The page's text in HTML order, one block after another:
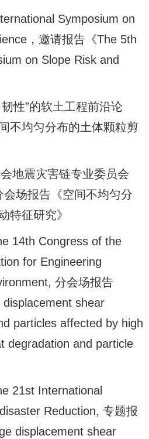
Symposium on
，邀请报告《The 5th
on Slope Risk and
性”的软土工程前沿论
不均匀分布的土体颗粒剪
地震灾害链专业委员会
场报告《空间不均匀分
特征研究》
14th Congress of the
for Engineering
分会场报告
displacement shear
particles affected by high
and particle
21st International
Reduction, 专题报
displacement shear